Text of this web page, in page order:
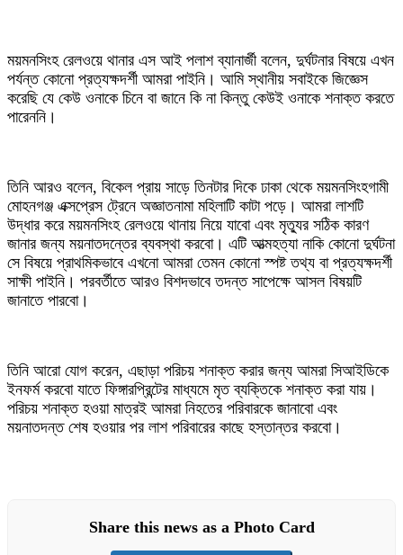
ময়মনসিংহ রেলওয়ে থানার এস আই পলাশ ব্যানার্জী বলেন, দুর্ঘটনার বিষয়ে এখন
পর্যন্ত কোনো প্রত্যক্ষদর্শী আমরা পাইনি। আমি স্থানীয় সবাইকে জিজ্ঞেস
করেছি যে কেউ ওনাকে চিনে বা জানে কি না কিন্তু কেউই ওনাকে শনাক্ত করতে
পারেননি।
তিনি আরও বলেন, বিকেল প্রায় সাড়ে তিনটার দিকে ঢাকা থেকে ময়মনসিংহগামী
মোহনগঞ্জ এক্সপ্রেস ট্রেনে অজ্ঞাতনামা মহিলাটি কাটা পড়ে। আমরা লাশটি
উদ্ধার করে ময়মনসিংহ রেলওয়ে থানায় নিয়ে যাবো এবং মৃত্যুর সঠিক কারণ
জানার জন্য ময়নাতদন্তের ব্যবস্থা করবো। এটি আত্মহত্যা নাকি কোনো দুর্ঘটনা
সে বিষয়ে প্রাথমিকভাবে এখনো আমরা তেমন কোনো স্পষ্ট তথ্য বা প্রত্যক্ষদর্শী
সাক্ষী পাইনি। পরবর্তীতে আরও বিশদভাবে তদন্ত সাপেক্ষে আসল বিষয়টি
জানাতে পারবো।
তিনি আরো যোগ করেন, এছাড়া পরিচয় শনাক্ত করার জন্য আমরা সিআইডিকে
ইনফর্ম করবো যাতে ফিঙ্গারপ্রিন্টের মাধ্যমে মৃত ব্যক্তিকে শনাক্ত করা যায়।
পরিচয় শনাক্ত হওয়া মাত্রই আমরা নিহতের পরিবারকে জানাবো এবং
ময়নাতদন্ত শেষ হওয়ার পর লাশ পরিবারের কাছে হস্তান্তর করবো।
Share this news as a Photo Card